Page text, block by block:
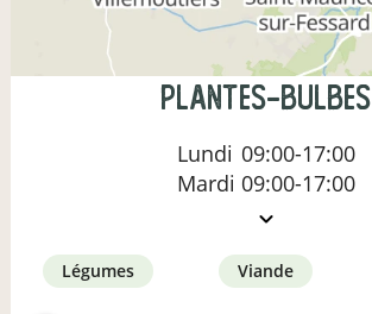
Plantes-Bulbes
Lundi 09:00-17:00
Mardi 09:00-17:00
légumes viande